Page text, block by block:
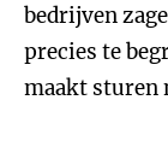
bedrijven
precies te
maakt sturen